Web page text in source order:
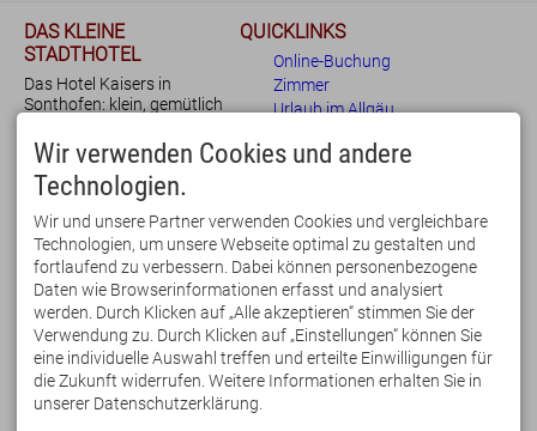
DAS KLEINE
STADTHOTEL
Das Hotel Kaisers in
Sonthofen: klein, gemütlich
doch zentralen Lage bestens
für Urlaub und
Geschäftsreise geeignet.
Beim Frühstücksbuffet legen
wir Wert auf regionale und
fair gehandelte Lebensmittel.
QUICKLINKS
Online-Buchung
Zimmer
Urlaub im Allgäu
Anfrage
IHRE VORTEILE
➕ zentrale Lage
➕ kostenfreie Parkplätze
➕ E-Ladestation
➕ kostenfreies WLAN
➕Sauna& Infrarotkabine
➕ feinesFrühstücksbuffet
KONTAKT
KAISERS - das kleine
Stadthotel
Hermann-von-Barth-Str. 4
87527 Sonthofen
Deutschland
Tel. 08321 677 120
Wir verwenden Cookies und andere
Technologien.
Wir und unsere Partner verwenden Cookies und vergleichbare
Technologien, um unsere Webseite optimal zu gestalten und
fortlaufend zu verbessern. Dabei können personenbezogene
Daten wie Browserinformationen erfasst und analysiert
werden. Durch Klicken auf „Alle akzeptieren“ stimmen Sie der
Verwendung zu. Durch Klicken auf „Einstellungen“ können Sie
eine individuelle Auswahl treffen und erteilte Einwilligungen für
die Zukunft widerrufen. Weitere Informationen erhalten Sie in
unserer Datenschutzerklärung.